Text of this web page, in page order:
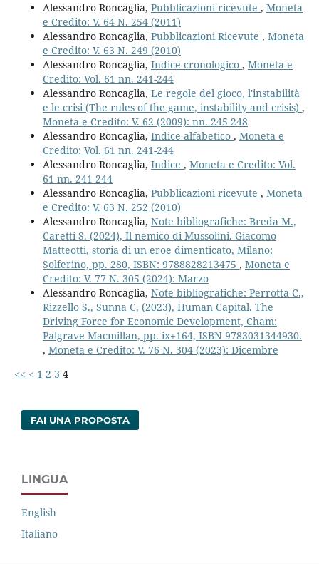
Alessandro Roncaglia, Pubblicazioni ricevute , Moneta
e Credito: V. 64 N. 254 (2011)
Alessandro Roncaglia, Pubblicazioni Ricevute , Moneta
e Credito: V. 63 N. 249 (2010)
Alessandro Roncaglia, Indice cronologico , Moneta e
Credito: Vol. 61 nn. 241-244
Alessandro Roncaglia, Le regole del gioco, l'instabilità
e le crisi (The rules of the game, instability and crisis) ,
Moneta e Credito: V. 62 (2009): nn. 245-248
Alessandro Roncaglia, Indice alfabetico , Moneta e
Credito: Vol. 61 nn. 241-244
Alessandro Roncaglia, Indice , Moneta e Credito: Vol.
61 nn. 241-244
Alessandro Roncaglia, Pubblicazioni ricevute , Moneta
e Credito: V. 63 N. 252 (2010)
Alessandro Roncaglia, Note bibliografiche: Breda M.,
Caretti S. (2024), Il nemico di Mussolini. Giacomo
Matteotti, storia di un eroe dimenticato, Milano:
Solferino, pp. 280, ISBN: 9788828213475 , Moneta e
Credito: V. 77 N. 305 (2024): Marzo
Alessandro Roncaglia, Note bibliografiche: Perrotta C.,
Rizzello S., Sunna C, (2023), Human Capital. The
Driving Force for Economic Development, Cham:
Palgrave Macmillan, pp. ix+164, ISBN 9783031344930.
, Moneta e Credito: V. 76 N. 304 (2023): Dicembre
<< < 1 2 3 4
FAI UNA PROPOSTA
LINGUA
English
Italiano